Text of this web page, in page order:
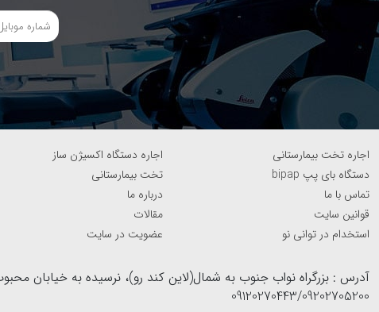
اجاره تخت بیمارستانی اجاره دستگاه اکسیژن ساز
دستگاه بای پپ bipap
تخت بیمارستانی
تماس با ما
درباره ما
قوانین سایت
مقالات
استخدام در توانی نو
عضویت در سایت
09120270443/09202705200